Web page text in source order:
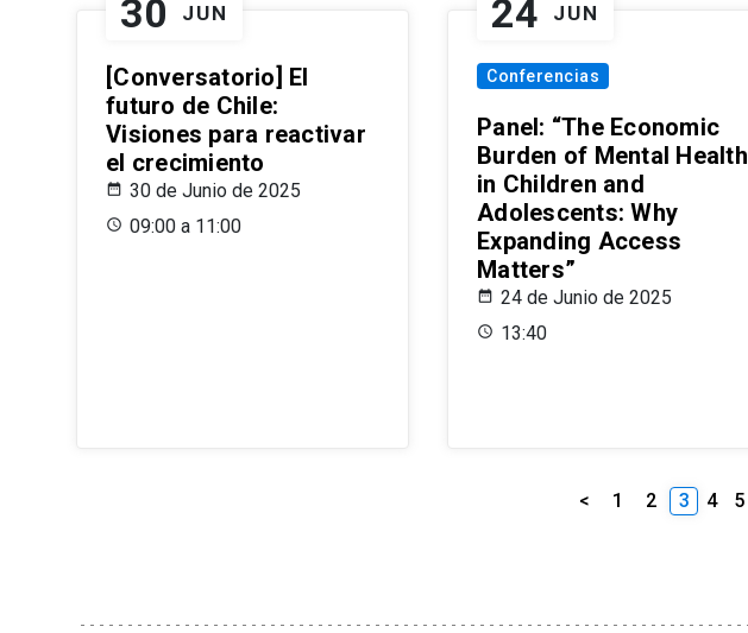
30 JUN
[Conversatorio] El
futuro de Chile:
Visiones para reactivar
el crecimiento
30 de Junio de 2025
09:00 a 11:00
24 JUN
Conferencias
Panel: “The Economic
Burden of Mental Health
in Children and
Adolescents: Why
Expanding Access
Matters”
24 de Junio de 2025
13:40
< 1 2 3 4 5